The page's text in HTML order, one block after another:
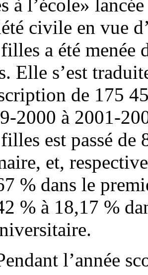
à l’école»
civile en vue
a été menée
Elle s’est
de 175
à
est passé de
et,
% dans le
% à 18,17 %
l’année